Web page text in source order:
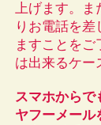
上げます。​​ま
りお電話を差
ますことを
は出来るケー
スマホからで
ヤフーメール